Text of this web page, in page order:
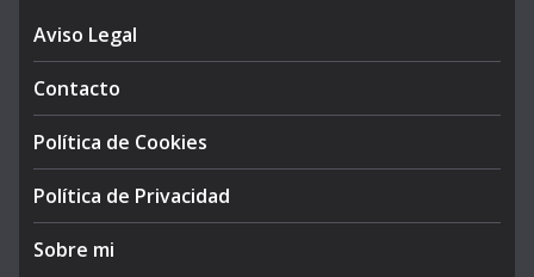
Aviso Legal
Contacto
Política de Cookies
Política de Privacidad
Sobre mi